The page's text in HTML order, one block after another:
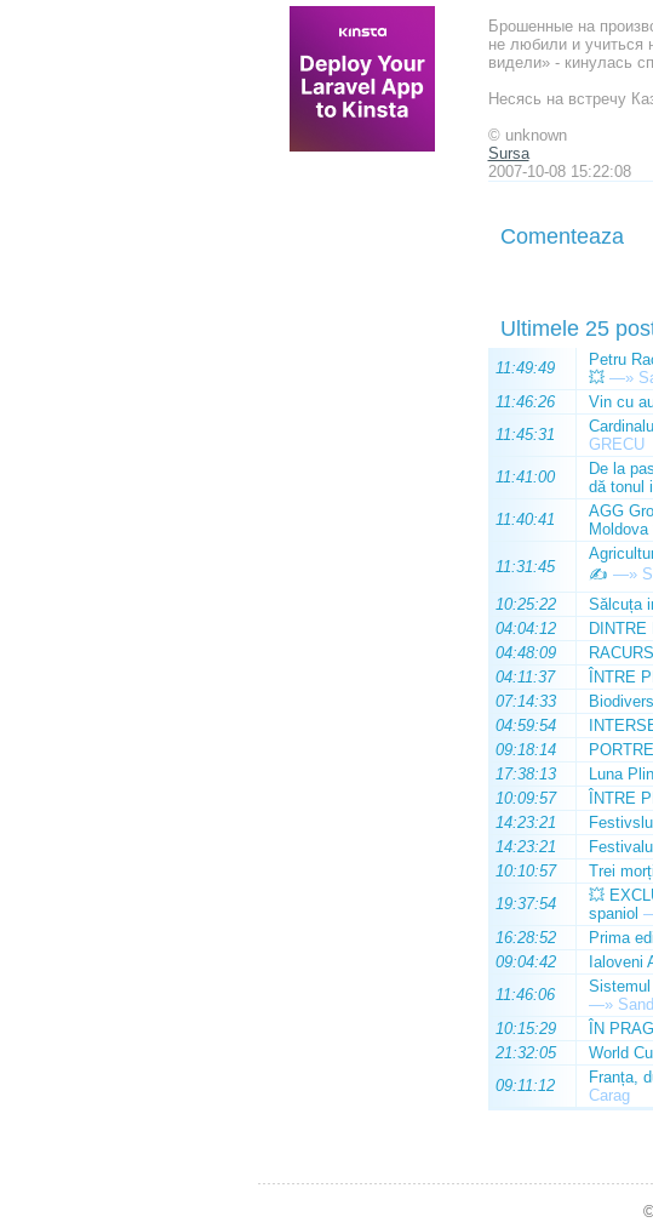
Брошенные на
не любили и учиться
видели» - кинулась
Hесясь на встречу
© unknown
Sursa
2007-10-08 15:22:08
Comenteaza
Ultimele 25
11:49:49
Petru
💥 —»
11:46:26
Vin cu
11:45:31
GRECU
11:41:00
De la
dă tonul
11:40:41
AGG
Moldova
11:31:45
✍️ —»
10:25:22
Sălcuța
04:04:12
04:48:09
04:11:37
ÎNTRE
07:14:33
04:59:54
09:18:14
17:38:13
Luna
10:09:57
ÎNTRE
14:23:21
14:23:21
10:10:57
Trei
19:37:54
💥
spaniol
16:28:52
Prima
09:04:42
Ialoveni
11:46:06
—»
10:15:29
ÎN
21:32:05
World
09:11:12
Franța,
Carag